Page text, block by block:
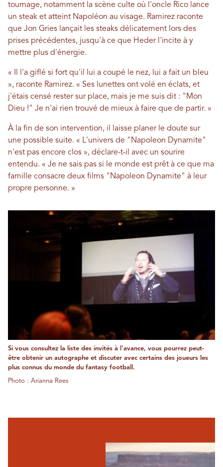
tournage, notamment la scène culte où l'oncle Rico lance
un steak et atteint Napoléon au visage. Ramirez raconte
que Jon Gries lançait les steaks délicatement lors des
prises précédentes, jusqu'à ce que Heder l'incite à y
mettre plus d'énergie.
« Il l'a giflé si fort qu'il lui a coupé le nez, lui a fait un bleu
», raconte Ramirez. « Ses lunettes ont volé en éclats, et
j'étais censé rester sur place, mais je me suis dit : "Mon
Dieu !" Je n'ai rien trouvé de mieux à faire que de partir. »
À la fin de son intervention, il laisse planer le doute sur
une possible suite. « L'univers de "Napoleon Dynamite"
n'est pas encore clos », déclare-t-il avec un sourire
entendu. « Je ne sais pas si le monde est prêt à ce que ma
famille consacre deux films "Napoleon Dynamite" à leur
propre personne. »
Si vous consultez la liste des invités à l'avance, vous pourrez peut-
être obtenir un autographe et discuter avec certains des joueurs les
plus connus du monde du fantasy football.
Photo : Arianna Rees